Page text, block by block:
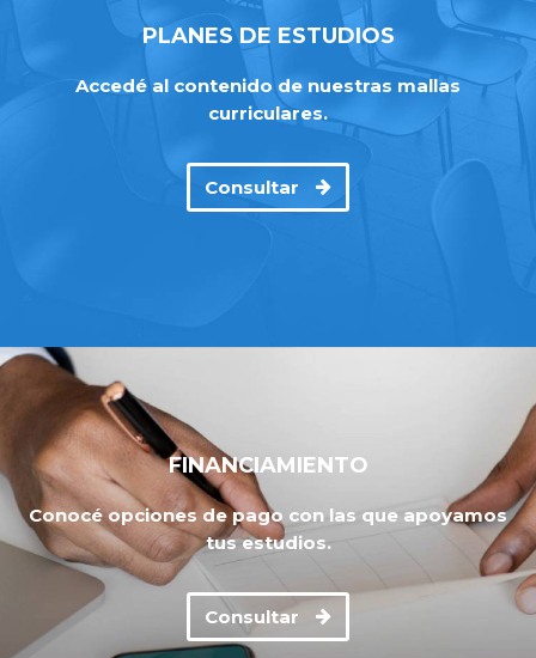
PLANES DE ESTUDIOS
Accedé al contenido de nuestras mallas
curriculares.
Consultar
FINANCIAMIENTO
Conocé opciones de pago con las que apoyamos
tus estudios.
Consultar